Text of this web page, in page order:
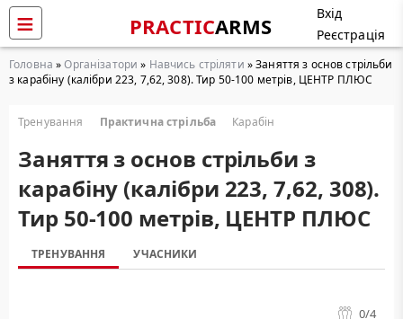
PRACTICARMS
Вхід
Реєстрація
Головна »Організатори » Навчись стріляти » Заняття з основ стрільби
з карабіну (калібри 223, 7,62, 308). Тир 50-100 метрів, ЦЕНТР ПЛЮС
Тренування Практична стрільба Карабін
Заняття з основ стрільби з
карабіну (калібри 223, 7,62, 308).
Тир 50-100 метрів, ЦЕНТР ПЛЮС
ТРЕНУВАННЯ УЧАСНИКИ
0/4